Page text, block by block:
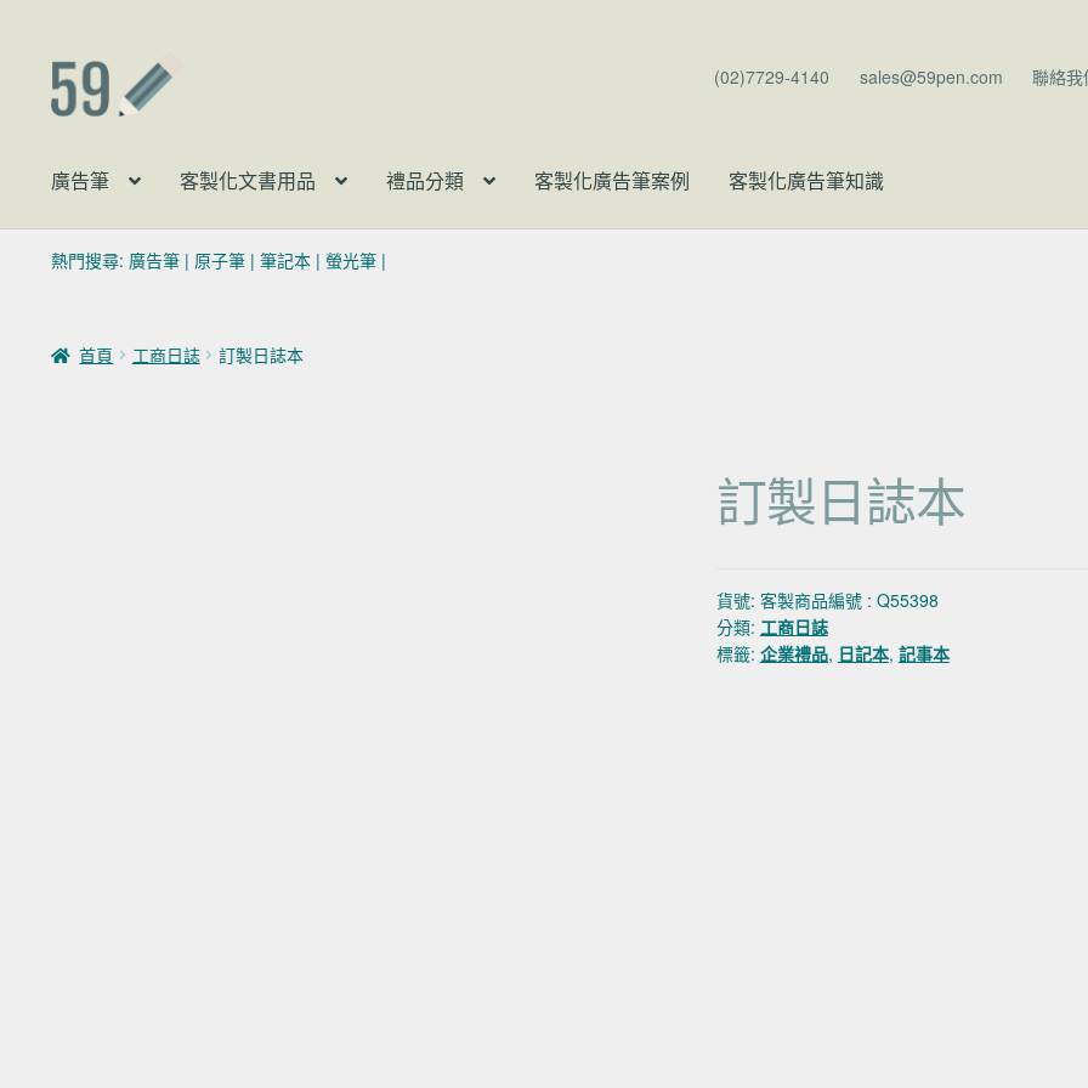
跳至導覽列
跳至主要內容 (02)7729-4140 sales@59pen.com 聯絡我
廣告筆 客製化文書用品 禮品分類 客製化廣告筆案例 客製化廣告筆知識
熱門搜尋: 廣告筆| 原子筆| 筆記本| 螢光筆|
首頁 工商日誌 訂製日誌本
訂製日誌本
貨號: 客製商品編號 : Q55398
分類: 工商日誌
標籤: 企業禮品, 日記本, 記事本